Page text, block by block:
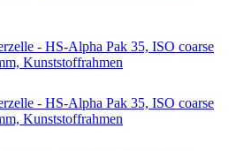
- HS-Alpha Pak 35, ISO coarse
Kunststoffrahmen
- HS-Alpha Pak 35, ISO coarse
Kunststoffrahmen